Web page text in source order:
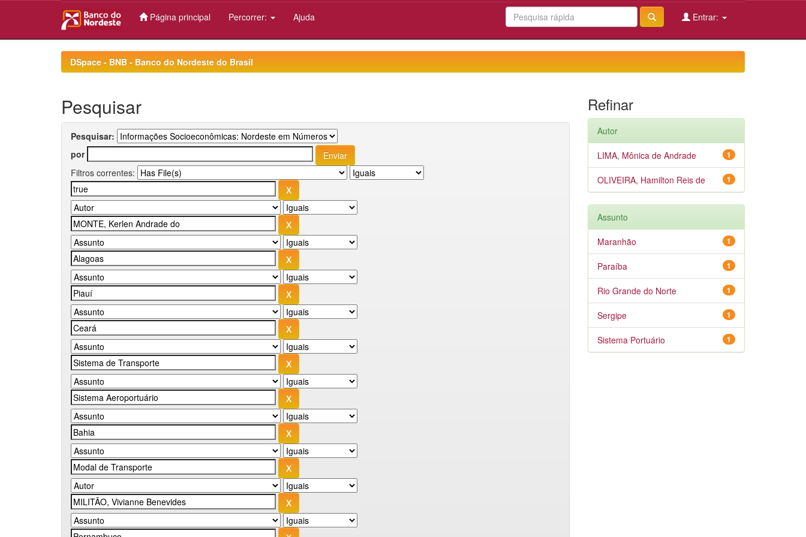
Página principal Percorrer: Ajuda Entrar:
DSpace - BNB - Banco do Nordeste do Brasil
Pesquisar
Pesquisar:
por
Filtros correntes:
Refinar
Autor
1
LIMA, Mônica de Andrade
1
OLIVEIRA, Hamilton Reis de
Assunto
1
Maranhão
1
Paraíba
1
Rio Grande do Norte
1
Sergipe
1
Sistema Portuário